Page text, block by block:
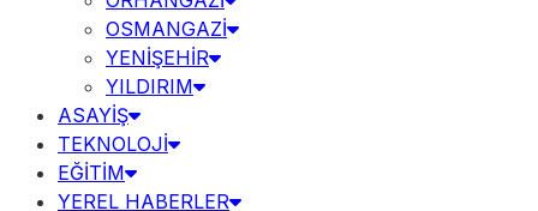
OSMANGAZİ
YENİŞEHİR
YILDIRIM
ASAYİŞ
TEKNOLOJİ
EĞİTİM
YEREL HABERLER